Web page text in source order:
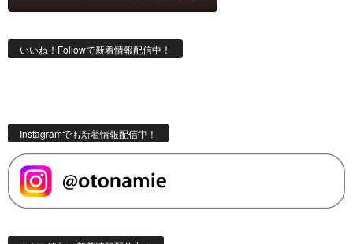
いいね！Followで新着情報配信中！
Instagramでも新着情報配信中！